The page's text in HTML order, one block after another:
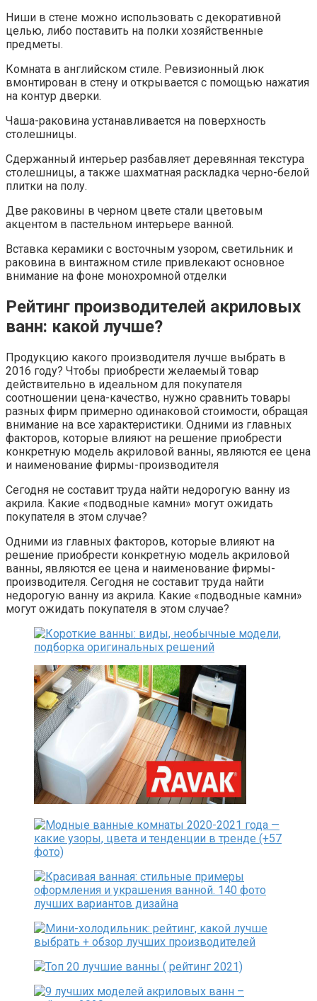
Ниши в стене можно использовать с декоративной
целью, либо поставить на полки хозяйственные
предметы.
Комната в английском стиле. Ревизионный люк
вмонтирован в стену и открывается с помощью нажатия
на контур дверки.
Чаша-раковина устанавливается на поверхность
столешницы.
Сдержанный интерьер разбавляет деревянная текстура
столешницы, а также шахматная раскладка черно-белой
плитки на полу.
Две раковины в черном цвете стали цветовым
акцентом в пастельном интерьере ванной.
Вставка керамики с восточным узором, светильник и
раковина в винтажном стиле привлекают основное
внимание на фоне монохромной отделки
Рейтинг производителей акриловых
ванн: какой лучше?
Продукцию какого производителя лучше выбрать в
2016 году? Чтобы приобрести желаемый товар
действительно в идеальном для покупателя
соотношении цена-качество, нужно сравнить товары
разных фирм примерно одинаковой стоимости, обращая
внимание на все характеристики. Одними из главных
факторов, которые влияют на решение приобрести
конкретную модель акриловой ванны, являются ее цена
и наименование фирмы-производителя
Сегодня не составит труда найти недорогую ванну из
акрила. Какие «подводные камни» могут ожидать
покупателя в этом случае?
Одними из главных факторов, которые влияют на
решение приобрести конкретную модель акриловой
ванны, являются ее цена и наименование фирмы-
производителя. Сегодня не составит труда найти
недорогую ванну из акрила. Какие «подводные камни»
могут ожидать покупателя в этом случае?